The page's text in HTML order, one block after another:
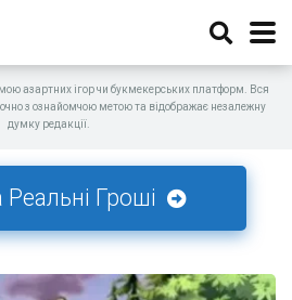
азартних ігор чи букмекерських платформ. Вся
з ознайомчою метою та відображає незалежну
думку редакції.
Реальні Гроші